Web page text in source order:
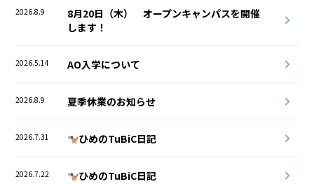
2026.8.9
8月20日（木） オープンキャンパスを開催
します！
2026.5.14 AO入学について
2026.8.9 夏季休業のお知らせ
2026.7.31 ひめのTuBiC日記
2026.7.22 ひめのTuBiC日記